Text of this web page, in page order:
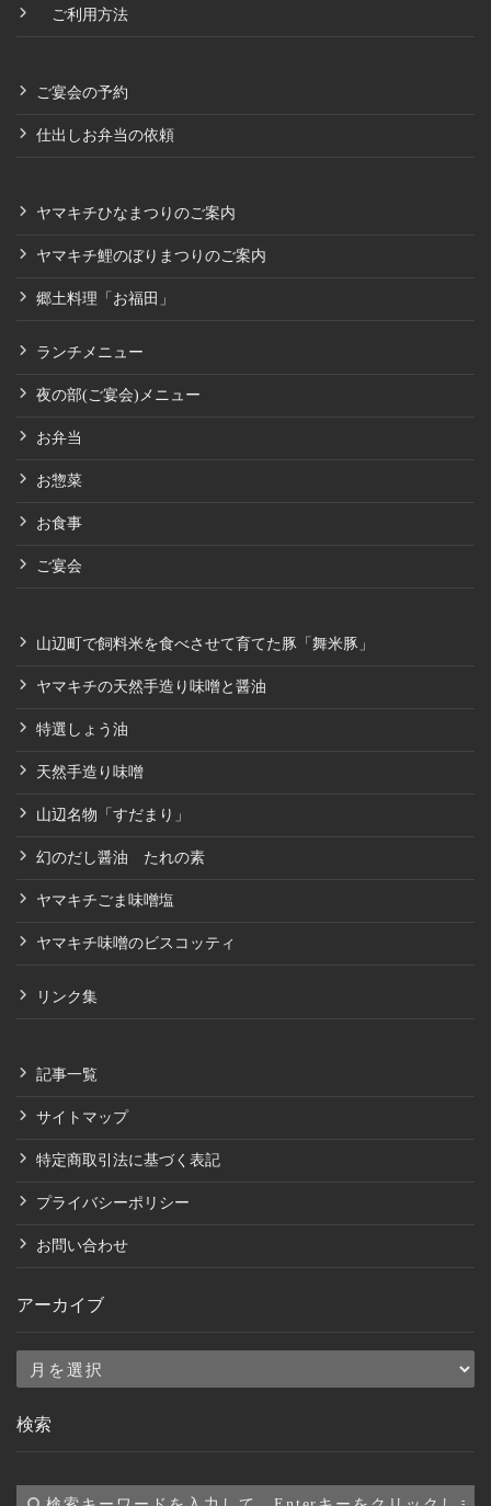
ご利用方法
ご宴会の予約
仕出しお弁当の依頼
ヤマキチひなまつりのご案内
ヤマキチ鯉のぼりまつりのご案内
郷土料理「お福田」
ランチメニュー
夜の部(ご宴会)メニュー
お弁当
お惣菜
お食事
ご宴会
山辺町で飼料米を食べさせて育てた豚「舞米豚」
ヤマキチの天然手造り味噌と醤油
特選しょう油
天然手造り味噌
山辺名物「すだまり」
幻のだし醤油 たれの素
ヤマキチごま味噌塩
ヤマキチ味噌のビスコッティ
リンク集
記事一覧
サイトマップ
特定商取引法に基づく表記
プライバシーポリシー
お問い合わせ
アーカイブ
ア
カ
ブ
検索